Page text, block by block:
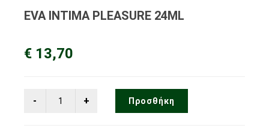
EVA INTIMA PLEASURE 24ML
€ 13,70
Προσθήκη